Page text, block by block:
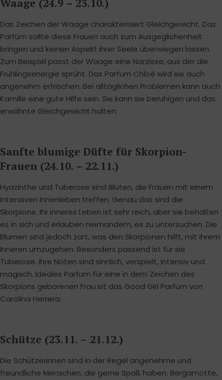
Waage (24.9 – 23.10.)
Das Zeichen der Waage charakterisiert Gleichgewicht. Das
Parfüm sollte diese Frauen auch zum Ausgeglichenheit
bringen und keinen Aspekt ihrer Seele überwiegen lassen.
Zum Beispiel passt der Waage eine Narzisse, aus der die
Frühlingsenergie sprüht. Das Parfum Chloé wird sie auch
angenehm erfrischen. Bei alltäglichen Problemen kann auch
Kamille eine gute Hilfe sein. Sie kann sie beruhigen und das
erwähnte Gleichgewicht halten.
Sanfte blumige Düfte für Skorpion-
Frauen (24.10. – 22.11.)
Hyazinthe und Tuberose sind Blüten, die Frauen mit einem
intensiven Innenleben treffen. Genau das sind die
Skorpione. Ihr inneres Leben ist sehr reich, aber sie behalten
es in sich und erlauben niemandem, es zu untersuchen. Die
Blumen sind jedoch zart, was den Skorpionen hilft, mit ihrem
Inneren umzugehen. Besonders passend ist für sie
Tuberose. Ihre Noten sind sinnlich, verspielt, intensiv und
magisch. Ideales Parfum für eine in dem Zeichen des
Skorpions geborenen Frau ist das Good Girl Parfum von
Carolina Herrera.
Schütze (23.11. – 21.12.)
Die Schützerinnen sind in der Regel angenehme und
freundliche Menschen, die gerne Spaß haben. Bergamotte,